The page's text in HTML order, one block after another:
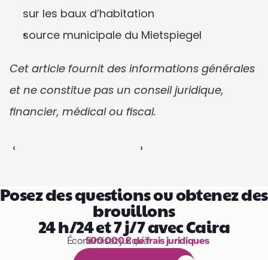
sur les baux d’habitation
source municipale du Mietspiegel
Cet article fournit des informations générales
et ne constitue pas un conseil juridique,
financier, médical ou fiscal.
‹ ›
Posez des questions ou obtenez des
brouillons
24 h/24 et 7 j/7 avec Caira
1 000 heures de lecture
Économisez jusqu’à
500 000 £ de frais juridiques